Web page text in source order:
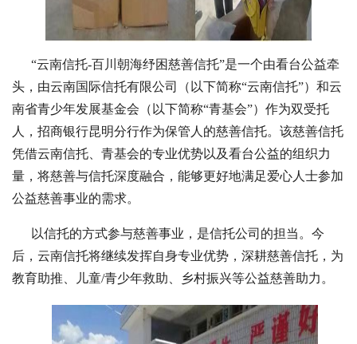
“云南信托-百川朝海纾困慈善信托”是一个由看台公益牵
头，由云南国际信托有限公司（以下简称“云南信托”）和云
南省青少年发展基金会（以下简称“青基会”）作为双受托
人，招商银行昆明分行作为保管人的慈善信托。该慈善信托
凭借云南信托、青基会的专业优势以及看台公益的组织力
量，将慈善与信托深度融合，能够更好地满足爱心人士参加
公益慈善事业的需求。
以信托的方式参与慈善事业，是信托公司的担当。今
后，云南信托将继续发挥自身专业优势，深耕慈善信托，为
教育助推、儿童/青少年救助、乡村振兴等公益慈善助力。